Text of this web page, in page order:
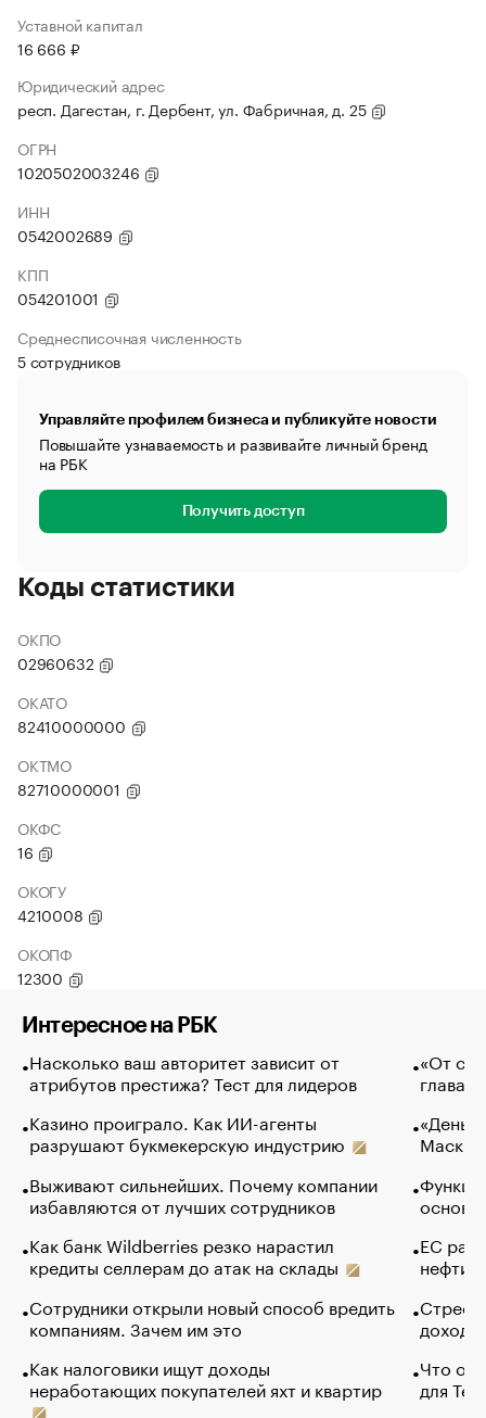
Уставной капитал
16 666 ₽
Юридический адрес
респ. Дагестан, г. Дербент, ул. Фабричная, д. 25
ОГРН
1020502003246
ИНН
0542002689
КПП
054201001
Среднесписочная численность
5 сотрудников
Управляйте профилем бизнеса и публикуйте новости
Повышайте узнаваемость и развивайте личный бренд
на РБК
Получить доступ
Коды статистики
ОКПО
02960632
ОКАТО
82410000000
ОКТМО
82710000001
ОКФС
16
ОКОГУ
4210008
ОКОПФ
12300
Интересное на РБК
Насколько ваш авторитет зависит от
атрибутов престижа? Тест для лидеров
Казино проиграло. Как ИИ-агенты
разрушают букмекерскую индустрию
Выживают сильнейших. Почему компании
избавляются от лучших сотрудников
Как банк Wildberries резко нарастил
кредиты селлерам до атак на склады
Сотрудники открыли новый способ вредить
компаниям. Зачем им это
Как налоговики ищут доходы
неработающих покупателей яхт и квартир
«От
глава
Маск в
основ
ЕС
нефти
Что
для